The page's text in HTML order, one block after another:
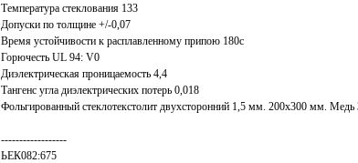
Температура стеклования 133
Допуски по толщине +/-0,07
Время устойчивости к расплавленному припою 180с
Горючесть UL 94: V0
Диэлектрическая проницаемость 4,4
Тангенс угла диэлектрических потерь 0,018
Фольгированный стеклотекстолит двухсторонний 1,5 мм. 200х300 мм.
------------------
ЬЕК082:675